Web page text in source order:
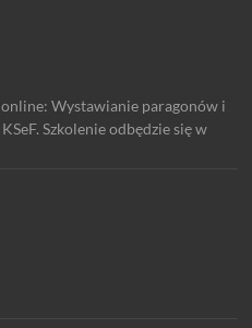
Wystawianie paragonów i
Szkolenie odbędzie się w